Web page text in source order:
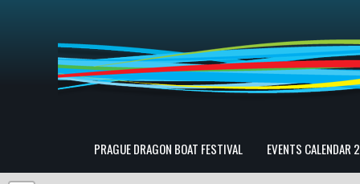
PRAGUE DRAGON BOAT FESTIVAL EVENTS CALENDAR